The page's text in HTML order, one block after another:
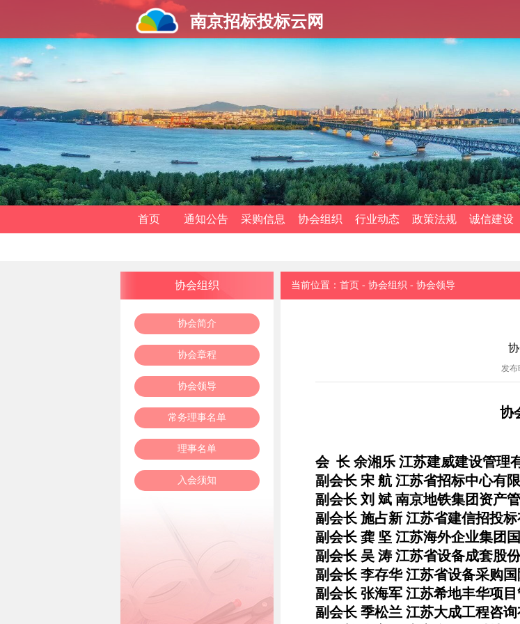
南京招标投标云网
首页 通知公告 采购信息 协会组织 行业动态 政策法规 诚信建设
协会组织
协会简介
协会章程
协会领导
常务理事名单
理事名单
入会须知
当前位置： 首页 - 协会组织 - 协会领导
发布
协
会 长 余湘乐 江苏建威建设管理
副会长 宋 航 江苏省招标中心有
副会长 刘 斌 南京地铁集团资产
副会长 施占新 江苏省建信招投
副会长 龚 坚 江苏海外企业集团
副会长 吴 涛 江苏省设备成套股
副会长 李存华 江苏省设备采购
副会长 张海军 江苏希地丰华项
副会长 季松兰 江苏大成工程咨